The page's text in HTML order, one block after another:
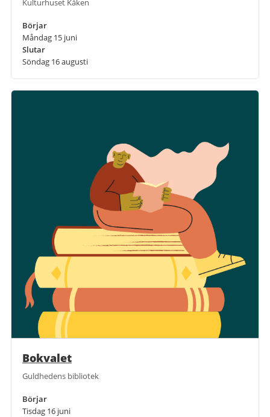
Kulturhuset Kåken
Börjar
Måndag 15 juni
Slutar
Söndag 16 augusti
Bokvalet
Guldhedens bibliotek
Börjar
Tisdag 16 juni